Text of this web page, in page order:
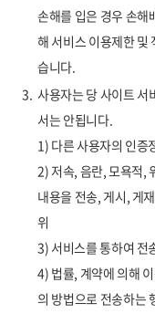
손해를 입은 경우 손해
해 서비스 이용제한 및
습니다.
3. 사용자는 당 사이트 서
서는 안됩니다.
1) 다른 사용자의 인증
2) 저속, 음란, 모욕적,
내용을 전송, 게시, 게
위
3) 서비스를 통하여 전
4) 법률, 계약에 의해
의 방법으로 전송하는